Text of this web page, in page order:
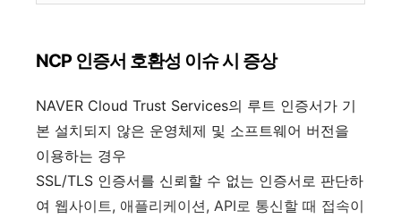
NCP 인증서 호환성 이슈 시 증상
NAVER Cloud Trust Services의 루트 인증서가 기
본 설치되지 않은 운영체제 및 소프트웨어 버전을
이용하는 경우
SSL/TLS 인증서를 신뢰할 수 없는 인증서로 판단하
여 웹사이트, 애플리케이션, API로 통신할 때 접속이